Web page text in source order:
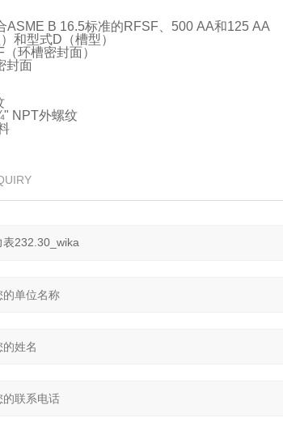
ASME B 16.5标准的RFSF、500 AA和125 AA
和型式D（槽型）
环槽密封面）
封面
NPT外螺纹